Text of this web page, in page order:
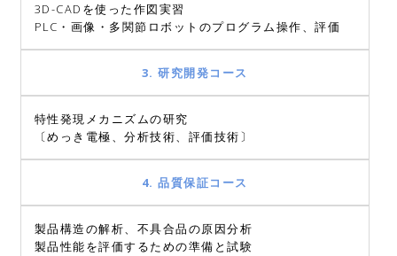
3D-CADを使った作図実習
PLC・画像・多関節ロボットのプログラム操作、評価
3. 研究開発コース
特性発現メカニズムの研究
〔めっき電極、分析技術、評価技術〕
4. 品質保証コース
製品構造の解析、不具合品の原因分析
製品性能を評価するための準備と試験